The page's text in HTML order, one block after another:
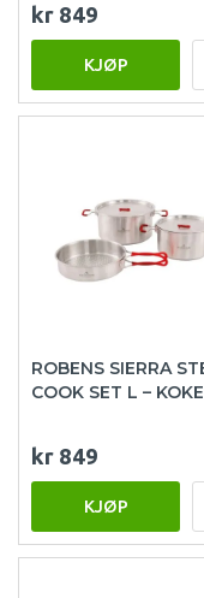
kr 849
KJØP
ROBENS SIERRA
COOK SET L –
kr 849
KJØP